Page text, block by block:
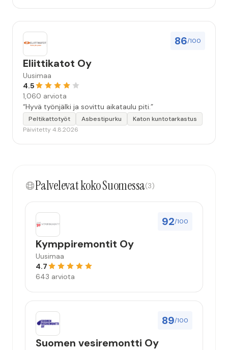
86/100
Eliittikatot Oy
Uusimaa
4.5
1,060 arviota
“Hyvä työnjälki ja sovittu aikataulu piti.”
Peltikattotyöt Asbestipurku
Katon kuntotarkastus
Päivitetty 4.8.2026
Palvelevat koko Suomessa(3)
92/100
Kymppiremontit Oy
Uusimaa
4.7
643 arviota
89/100
Suomen vesiremontti Oy